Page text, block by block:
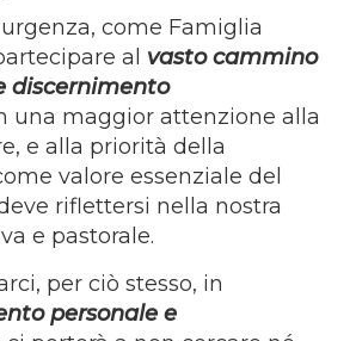
come Famiglia
al vasto cammino
discernimento
una maggior attenzione alla
e alla priorità della
valore essenziale del
riflettersi nella nostra
e pastorale.
per ciò stesso, in
personale e